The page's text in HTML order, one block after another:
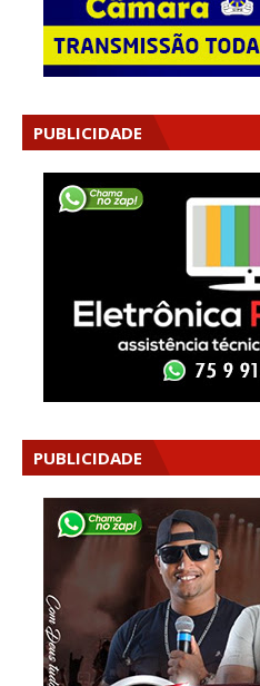
PUBLICIDADE
PUBLICIDADE